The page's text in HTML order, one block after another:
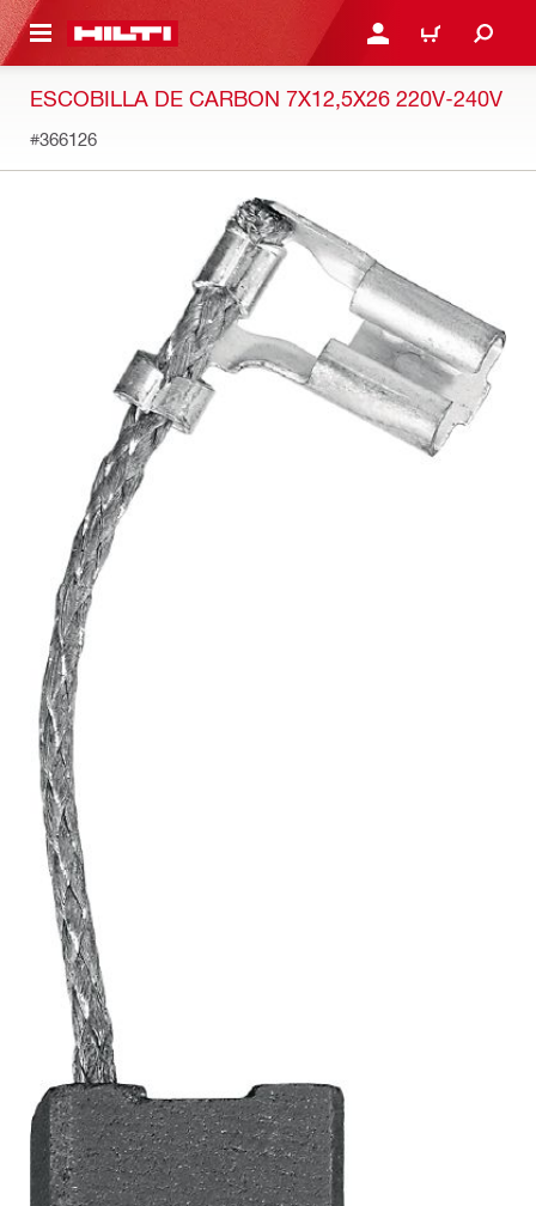
PRINCIPAL INICIE SESIÓN O
CARRITO
ESCOBILLA DE CARBON 7X12,5X26 220V-240V
#366126